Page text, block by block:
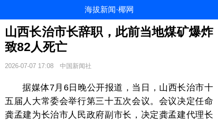
海拔新闻·椰网
山西长治市长辞职，此前当地煤矿爆炸
致82人死亡
2026-07-07 17:08 中国新闻社
据媒体7月6日晚公开报道，当日，山西长治市十
五届人大常委会举行第三十五次会议。会议决定任命
龚孟建为长治市人民政府副市长，决定龚孟建代理长